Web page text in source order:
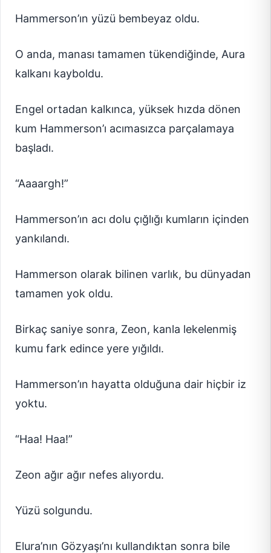
Hammerson’ın yüzü bembeyaz oldu.
O anda, manası tamamen tükendiğinde, Aura
kalkanı kayboldu.
Engel ortadan kalkınca, yüksek hızda dönen
kum Hammerson’ı acımasızca parçalamaya
başladı.
“Aaaargh!”
Hammerson’ın acı dolu çığlığı kumların içinden
yankılandı.
Hammerson olarak bilinen varlık, bu dünyadan
tamamen yok oldu.
Birkaç saniye sonra, Zeon, kanla lekelenmiş
kumu fark edince yere yığıldı.
Hammerson’ın hayatta olduğuna dair hiçbir iz
yoktu.
“Haa! Haa!”
Zeon ağır ağır nefes alıyordu.
Yüzü solgundu.
Elura’nın Gözyaşı’nı kullandıktan sonra bile